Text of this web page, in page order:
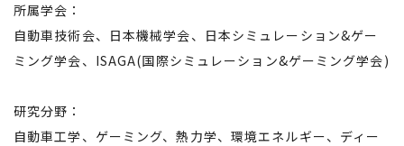
所属学会：
自動車技術会、日本機械学会、日本シミュレーション&ゲー
ミング学会、ISAGA(国際シミュレーション&ゲーミング学会)
研究分野：
自動車工学、ゲーミング、熱力学、環境エネルギー、ディー